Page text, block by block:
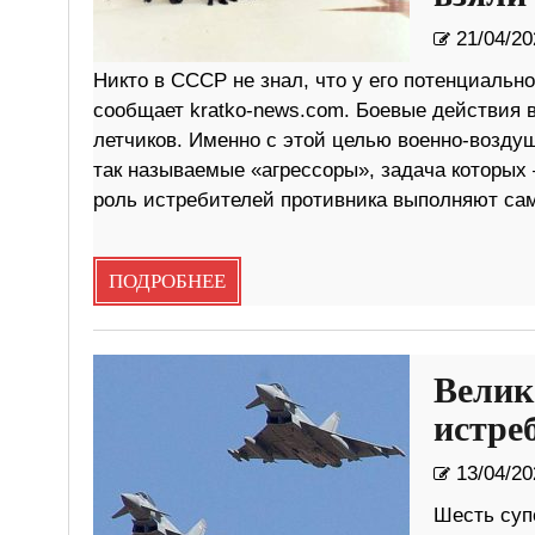
21/04/
Никто в СССР не знал, что у его
сообщает kratko-news.com. Боевые действия
летчиков. Именно с этой целью военно-
так называемые «агрессоры», задача
роль истребителей противника выполняют
ПОДРОБНЕЕ
13/04/
Шесть